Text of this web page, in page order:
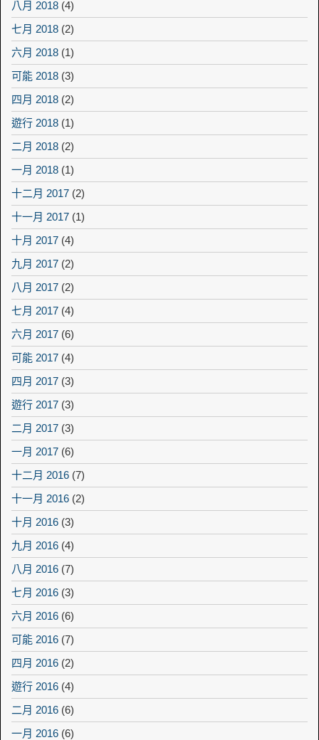
八月 2018 (4)
七月 2018 (2)
六月 2018 (1)
可能 2018 (3)
四月 2018 (2)
遊行 2018 (1)
二月 2018 (2)
一月 2018 (1)
十二月 2017 (2)
十一月 2017 (1)
十月 2017 (4)
九月 2017 (2)
八月 2017 (2)
七月 2017 (4)
六月 2017 (6)
可能 2017 (4)
四月 2017 (3)
遊行 2017 (3)
二月 2017 (3)
一月 2017 (6)
十二月 2016 (7)
十一月 2016 (2)
十月 2016 (3)
九月 2016 (4)
八月 2016 (7)
七月 2016 (3)
六月 2016 (6)
可能 2016 (7)
四月 2016 (2)
遊行 2016 (4)
二月 2016 (6)
一月 2016 (6)